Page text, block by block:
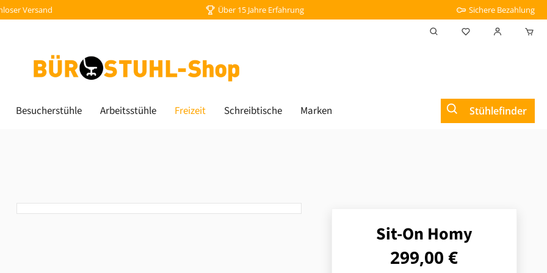
Versand Über 15 Jahre Erfahrung Sichere Bezahlung
Du hast 0
Besucherstühle Arbeitsstühle Freizeit Schreibtische Marken Stühlefinder
Sit-On Homy
Regulärer Preis:
299,00 €